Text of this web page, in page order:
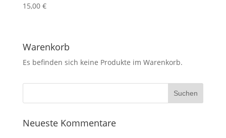
15,00 €
Warenkorb
Es befinden sich keine Produkte im Warenkorb.
Neueste Kommentare